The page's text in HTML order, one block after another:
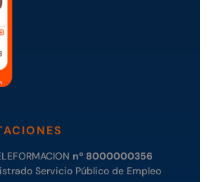
nº 8000000356
Servicio Público de Empleo